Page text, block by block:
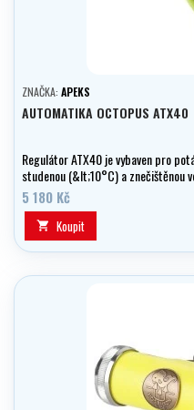
ZNAČKA: APEKS
AUTOMATIKA OCTOPUS ATX40
Regulátor ATX40 je vybaven pro
studenou (&lt;10°C) a znečištěnou
skvělou cenu.
5 180 Kč
 Koupit